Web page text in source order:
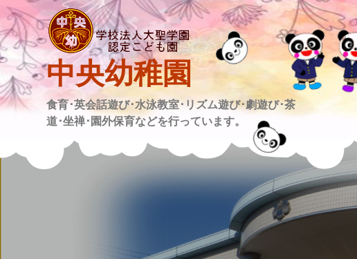
Skip
to
content
中央幼稚園
食育･英会話遊び･水泳教室･リズム遊び･劇遊び･茶
道･坐禅･園外保育などを行っています。